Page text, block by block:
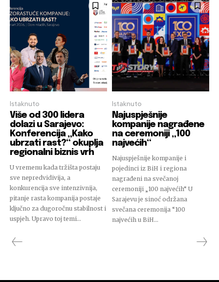
Istaknuto
Više od 300 lidera
dolazi u Sarajevo:
Konferencija „Kako
ubrzati rast?“ okuplja
regionalni biznis vrh
U vremenu kada tržišta postaju
sve nepredvidivija, a
konkurencija sve intenzivnija,
pitanje rasta kompanija postaje
ključno za dugoročnu stabilnost i
uspjeh. Upravo toj temi...
Istaknuto
Najuspješnije
kompanije nagrađene
na ceremoniji „100
najvećih“
Najuspješnije kompanije i
pojedinci iz BiH i regiona
nagrađeni na svečanoj
ceremoniji „100 najvećih“ U
Sarajevu je sinoć održana
svečana ceremonija “100
najvećih u BiH...